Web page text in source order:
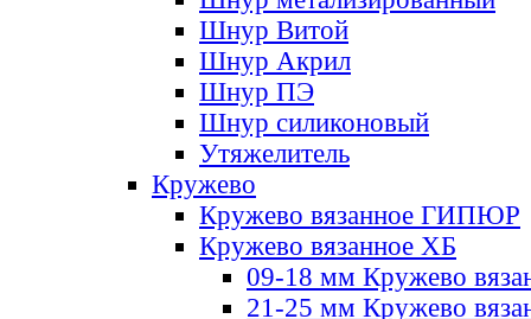
Шнур Витой
Шнур Акрил
Шнур ПЭ
Шнур силиконовый
Утяжелитель
Кружево
Кружево вязанное ГИПЮР
Кружево вязанное ХБ
09-18 мм Кружево
21-25 мм Кружево